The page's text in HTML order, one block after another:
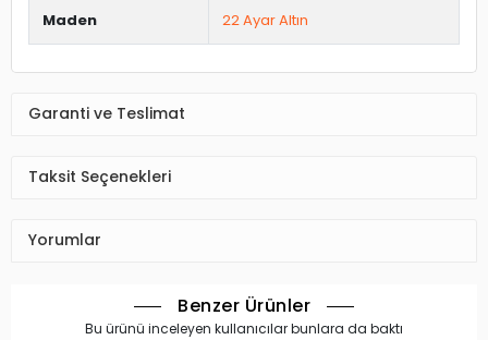
Maden 22 Ayar Altın
Garanti ve Teslimat
Taksit Seçenekleri
Yorumlar
Benzer Ürünler
Bu ürünü inceleyen kullanıcılar bunlara da baktı